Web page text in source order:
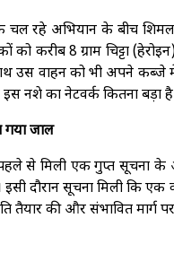
चल रहे अभियान के बीच
को करीब 8 ग्राम चिट्टा
उस वाहन को भी अपने कब्जे
नशे का नेटवर्क कितना
गया जाल
से मिली एक गुप्त सूचना के
दौरान सूचना मिली कि एक
तैयार की और संभावित मार्ग